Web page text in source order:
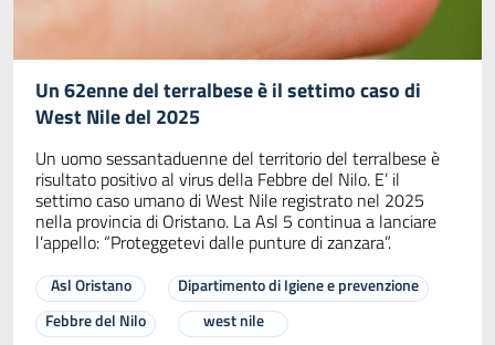
Un 62enne del terralbese è il settimo caso di
West Nile del 2025
Un uomo sessantaduenne del territorio del terralbese è
risultato positivo al virus della Febbre del Nilo. E’ il
settimo caso umano di West Nile registrato nel 2025
nella provincia di Oristano. La Asl 5 continua a lanciare
l’appello: “Proteggetevi dalle punture di zanzara”.
Asl Oristano
Dipartimento di Igiene e prevenzione
Febbre del Nilo
west nile